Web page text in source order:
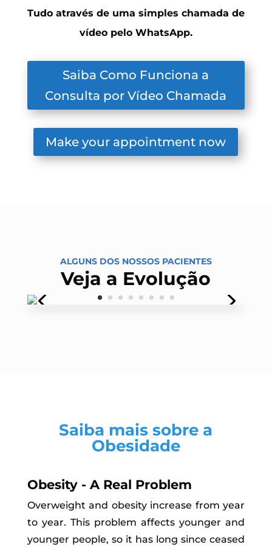
Tudo através de uma simples chamada de
vídeo pelo WhatsApp.
Saiba Como Funciona a
Consulta por Vídeo Chamada
Make your appointment now
ALGUNS DOS NOSSOS PACIENTES
Veja a Evolução
Saiba mais sobre a
Obesidade
Obesity - A Real Problem
Overweight and obesity increase from year
to year. This problem affects younger and
younger people, so it has long since ceased